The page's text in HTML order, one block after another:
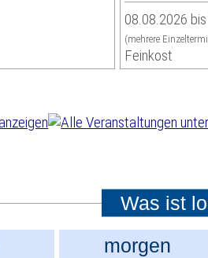
08.08.2026
(mehrere
Feinkost
Was ist
morgen